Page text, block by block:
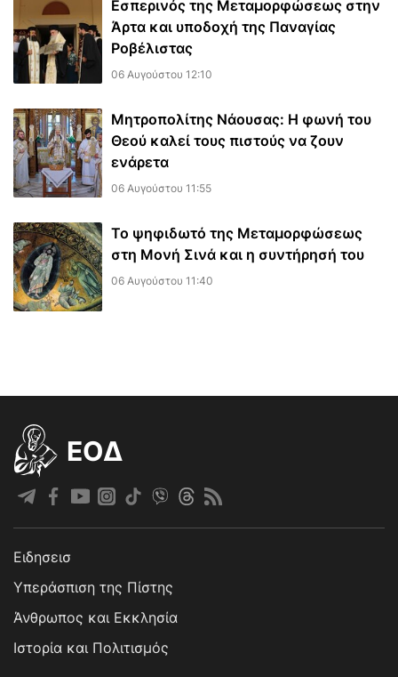
Εσπερινός της Μεταμορφώσεως στην
Άρτα και υποδοχή της Παναγίας
Ροβέλιστας
06 Αυγούστου 12:10
Μητροπολίτης Νάουσας: Η φωνή του
Θεού καλεί τους πιστούς να ζουν
ενάρετα
06 Αυγούστου 11:55
Το ψηφιδωτό της Μεταμορφώσεως
στη Μονή Σινά και η συντήρησή του
06 Αυγούστου 11:40
EOΔ
Ειδησεισ
Υπεράσπιση της Πίστης
Άνθρωπος και Εκκλησία
Ιστορία και Πολιτισμός